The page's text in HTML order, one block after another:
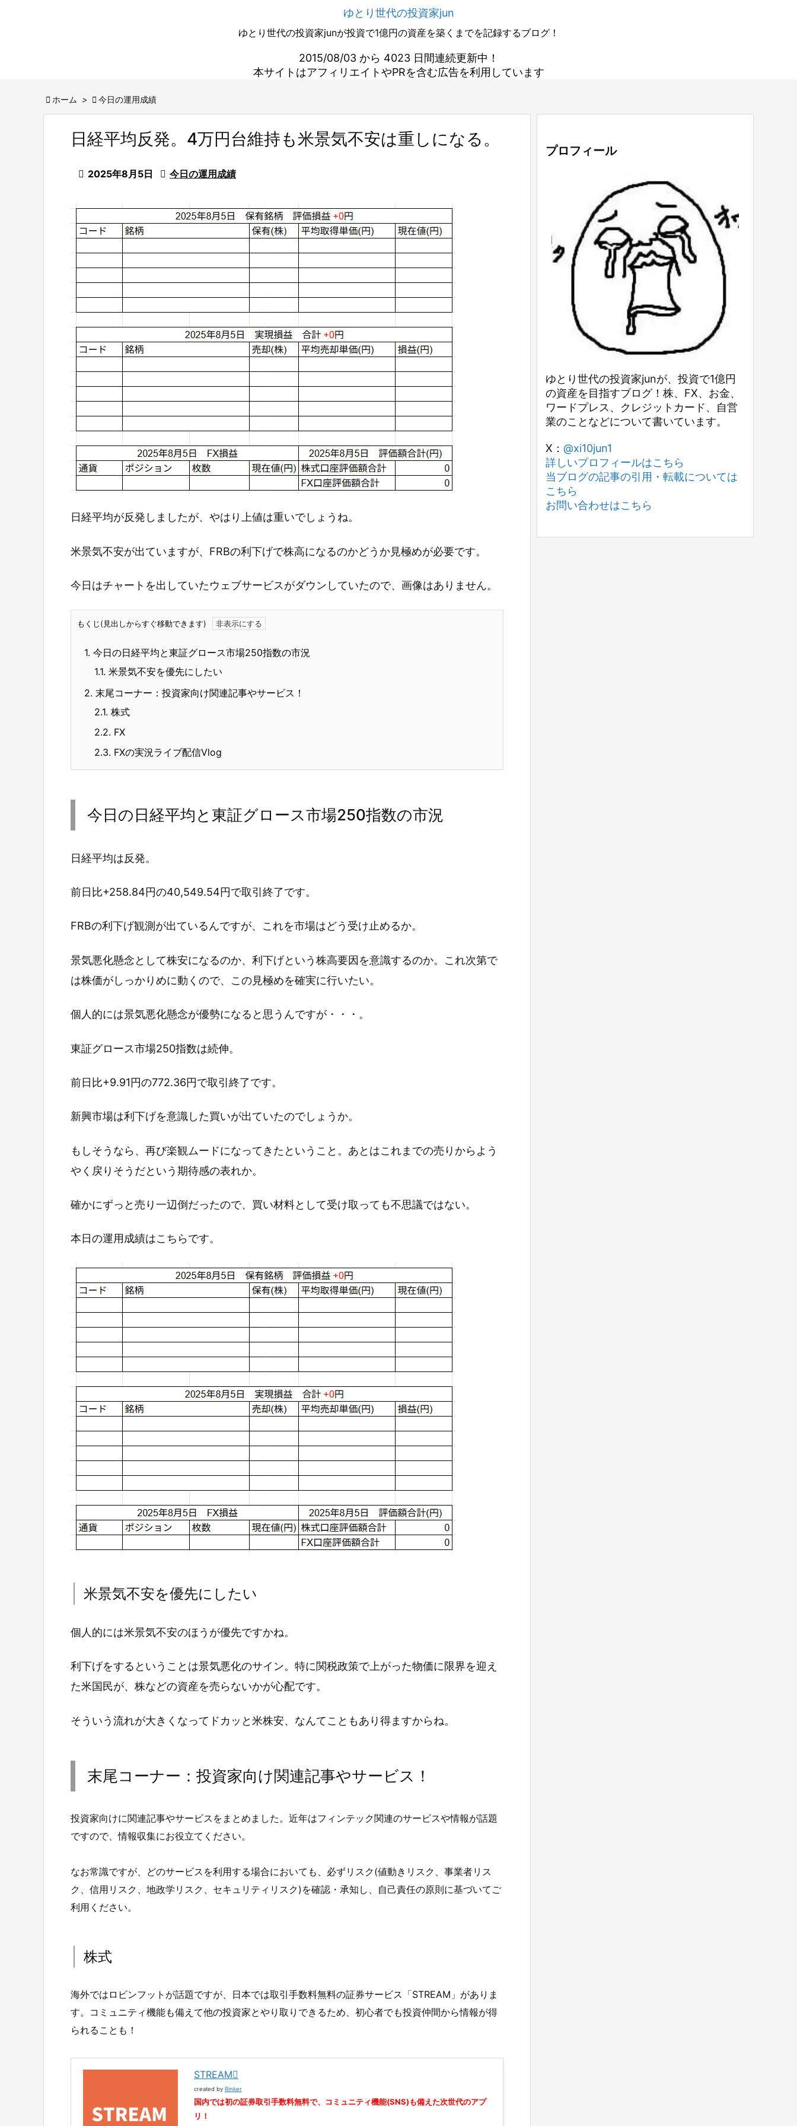
ゆとり世代の投資家jun
ゆとり世代の投資家junが投資で1億円の資産を築くまでを記録するブログ！
2015/08/03 から 4023 日間連続更新中！
本サイトはアフィリエイトやPRを含む広告を利用しています
 ホーム >  今日の運用成績
日経平均反発。4万円台維持も米景気不安は重しになる。
 2025年8月5日  今日の運用成績
日経平均が反発しましたが、やはり上値は重いでしょうね。
米景気不安が出ていますが、FRBの利下げで株高になるのかどうか見極めが必要です。
今日はチャートを出していたウェブサービスがダウンしていたので、画像はありません。
もくじ(見出しからすぐ移動できます)
1. 今日の日経平均と東証グロース市場250指数の市況
1.1. 米景気不安を優先にしたい
2. 末尾コーナー：投資家向け関連記事やサービス！
2.1. 株式
2.2. FX
2.3. FXの実況ライブ配信Vlog
今日の日経平均と東証グロース市場250指数の市況
日経平均は反発。
前日比+258.84円の40,549.54円で取引終了です。
FRBの利下げ観測が出ているんですが、これを市場はどう受け止めるか。
景気悪化懸念として株安になるのか、利下げという株高要因を意識するのか。これ次第で
は株価がしっかりめに動くので、この見極めを確実に行いたい。
個人的には景気悪化懸念が優勢になると思うんですが・・・。
東証グロース市場250指数は続伸。
前日比+9.91円の772.36円で取引終了です。
新興市場は利下げを意識した買いが出ていたのでしょうか。
もしそうなら、再び楽観ムードになってきたということ。あとはこれまでの売りからよう
やく戻りそうだという期待感の表れか。
確かにずっと売り一辺倒だったので、買い材料として受け取っても不思議ではない。
本日の運用成績はこちらです。
米景気不安を優先にしたい
個人的には米景気不安のほうが優先ですかね。
利下げをするということは景気悪化のサイン。特に関税政策で上がった物価に限界を迎え
た米国民が、株などの資産を売らないかが心配です。
そういう流れが大きくなってドカッと米株安、なんてこともあり得ますからね。
末尾コーナー：投資家向け関連記事やサービス！
投資家向けに関連記事やサービスをまとめました。近年はフィンテック関連のサービスや情報が話題
ですので、情報収集にお役立てください。
なお常識ですが、どのサービスを利用する場合においても、必ずリスク(値動きリスク、事業者リス
ク、信用リスク、地政学リスク、セキュリティリスク)を確認・承知し、自己責任の原則に基づいてご
利用ください。
株式
海外ではロビンフットが話題ですが、日本では取引手数料無料の証券サービス「STREAM」がありま
す。コミュニティ機能も備えて他の投資家とやり取りできるため、初心者でも投資仲間から情報が得
られることも！
STREAM
created by Rinker
国内では初の証券取引手数料無料で、コミュニティ機能(SNS)も備えた次世代のアプ
リ！
プロフィール
ゆとり世代の投資家junが、投資で1億円
の資産を目指すブログ！株、FX、お金、
ワードプレス、クレジットカード、自営
業のことなどについて書いています。
X： @xi10jun1
詳しいプロフィールはこちら
当ブログの記事の引用・転載については
こちら
お問い合わせはこちら